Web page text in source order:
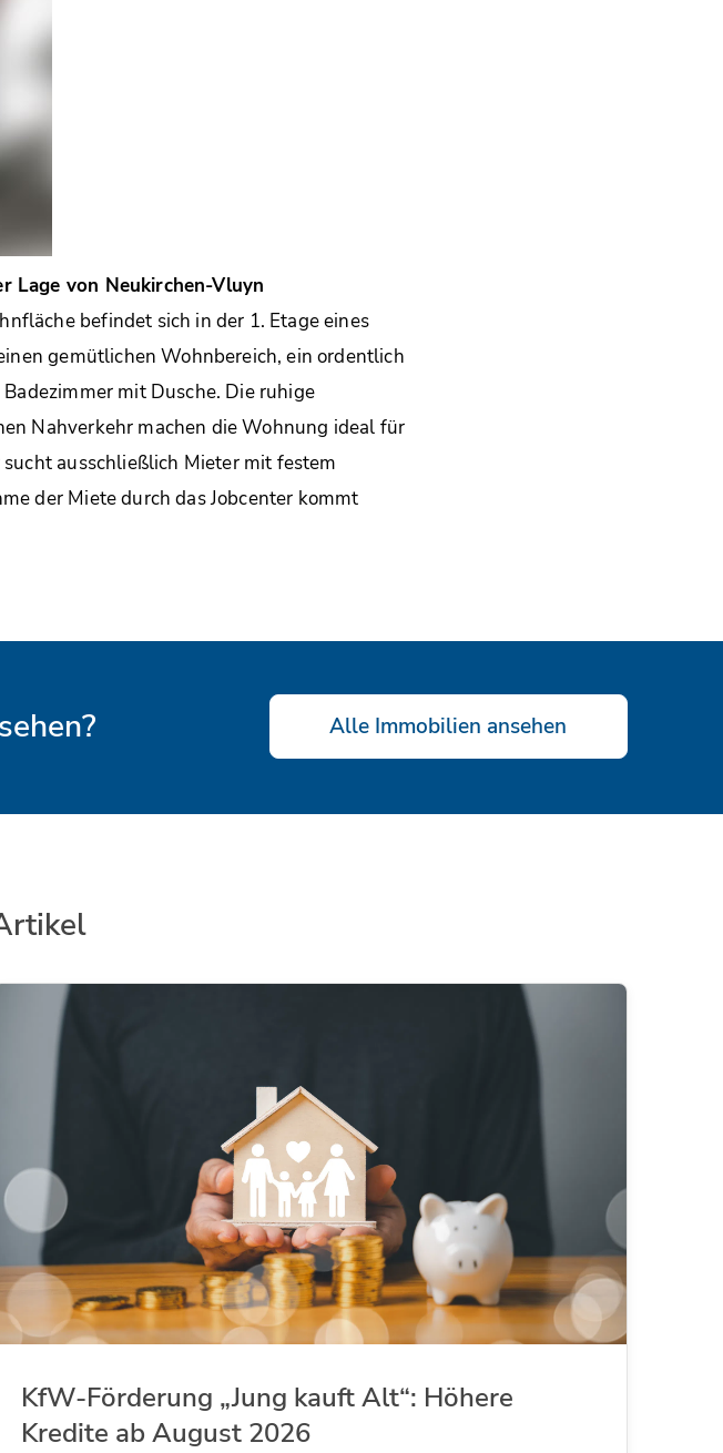
Lage von Neukirchen-Vluyn
befindet sich in der 1. Etage eines
gemütlichen Wohnbereich, ein ordentlich
mit Dusche. Die ruhige
Nahverkehr machen die Wohnung ideal für
ausschließlich Mieter mit festem
der Miete durch das Jobcenter kommt
Alle Immobilien ansehen
KfW-Förderung „Jung kauft Alt“: Höhere
Kredite ab August 2026